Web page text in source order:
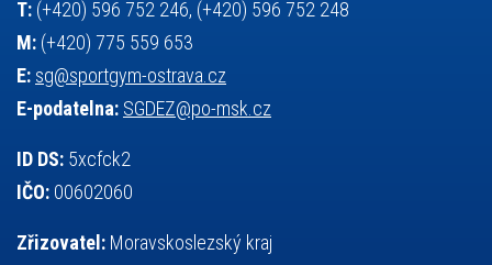
T: (+420) 596 752 246, (+420) 596 752 248
M: (+420) 775 559 653
E: sg@sportgym-ostrava.cz
E-podatelna: SGDEZ@po-msk.cz
ID DS: 5xcfck2
IČO: 00602060
Zřizovatel: Moravskoslezský kraj